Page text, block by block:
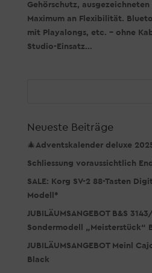
Gehörschutz, ausgezeichneten
Maximum an Flexibilität.
mit Playalongs, etc. – ohne
Studio-Einsatz...
Neueste Beiträge
🎄Adventskalender deluxe 2025
Schliessung voraussichtlich
SALE: Korg SV-2 88-Tasten
Modell*
JUBILÄUMSANGEBOT B&S
Sondermodell „Meisterstück“
JUBILÄUMSANGEBOT Meinl
Black